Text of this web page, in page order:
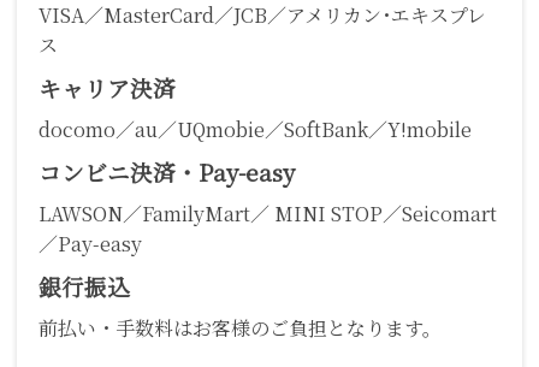
VISA／MasterCard／JCB／アメリカン･エキスプレ
ス
キャリア決済
docomo／au／UQmobie／SoftBank／Y!mobile
コンビニ決済・Pay-easy
LAWSON／FamilyMart／ MINI STOP／Seicomart
／Pay-easy
銀行振込
前払い・手数料はお客様のご負担となります。